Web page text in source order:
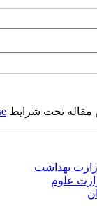
مقاله تحت شرایط
بهداشت
علوم